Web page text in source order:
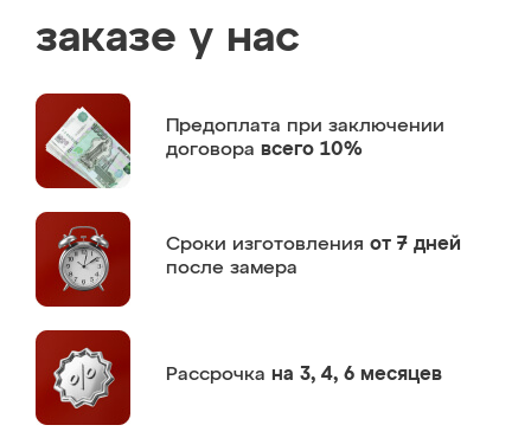
заказе у нас
Предоплата при заключении
договора всего 10%
Сроки изготовления от 7 дней
после замера
Рассрочка на 3, 4, 6 месяцев